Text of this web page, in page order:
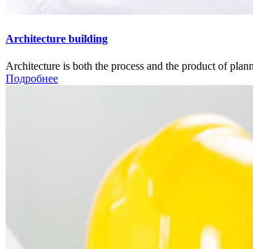
Architecture building
Architecture is both the process and the product of
Подробнее